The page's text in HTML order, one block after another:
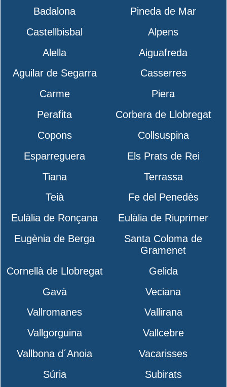
Badalona
Pineda de Mar
Castellbisbal
Alpens
Alella
Aiguafreda
Aguilar de Segarra
Casserres
Carme
Piera
Perafita
Corbera de Llobregat
Copons
Collsuspina
Esparreguera
Els Prats de Rei
Tiana
Terrassa
Teià
Fe del Penedès
Eulàlia de Ronçana
Eulàlia de Riuprimer
Eugènia de Berga
Santa Coloma de
Gramenet
Cornellà de Llobregat
Gelida
Gavà
Veciana
Vallromanes
Vallirana
Vallgorguina
Vallcebre
Vallbona d´Anoia
Vacarisses
Súria
Subirats